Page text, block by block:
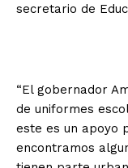
secretario de
“El gobernador
de uniformes
este es un apoyo
encontramos